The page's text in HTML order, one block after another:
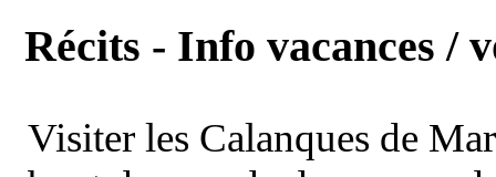
Récits - Info vacances /
Visiter les Calanques de